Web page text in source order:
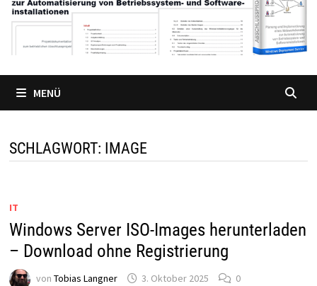
MENÜ
SCHLAGWORT: IMAGE
IT
Windows Server ISO-Images herunterladen
– Download ohne Registrierung
von Tobias Langner 3. Oktober 2025 0